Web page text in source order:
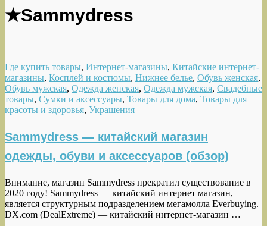
★Sammydress
Где купить товары, Интернет-магазины, Китайские интернет-
магазины, Косплей и костюмы, Нижнее белье, Обувь женская,
Обувь мужская, Одежда женская, Одежда мужская, Свадебные
товары, Сумки и аксессуары, Товары для дома, Товары для
красоты и здоровья, Украшения
Sammydress — китайский магазин
одежды, обуви и аксессуаров (обзор)
Внимание, магазин Sammydress прекратил существование в
2020 году! Sammydress — китайский интернет магазин,
является структурным подразделением мегамолла Everbuying.
DX.com (DealExtreme) — китайский интернет-магазин …